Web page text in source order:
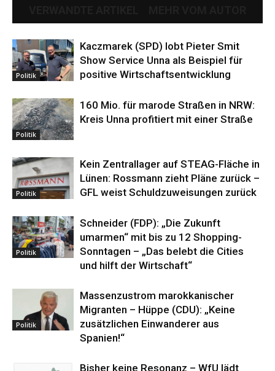
Politik
Kaczmarek (SPD) lobt Pieter Smit
Show Service Unna als Beispiel für
positive Wirtschaftsentwicklung
Politik
160 Mio. für marode Straßen in NRW:
Kreis Unna profitiert mit einer Straße
Politik
Kein Zentrallager auf STEAG-Fläche in
Lünen: Rossmann zieht Pläne zurück –
GFL weist Schuldzuweisungen zurück
Politik
Schneider (FDP): „Die Zukunft
umarmen“ mit bis zu 12 Shopping-
Sonntagen – „Das belebt die Cities
und hilft der Wirtschaft“
Politik
Massenzustrom marokkanischer
Migranten – Hüppe (CDU): „Keine
zusätzlichen Einwanderer aus
Spanien!“
Bisher keine Resonanz – WfU lädt